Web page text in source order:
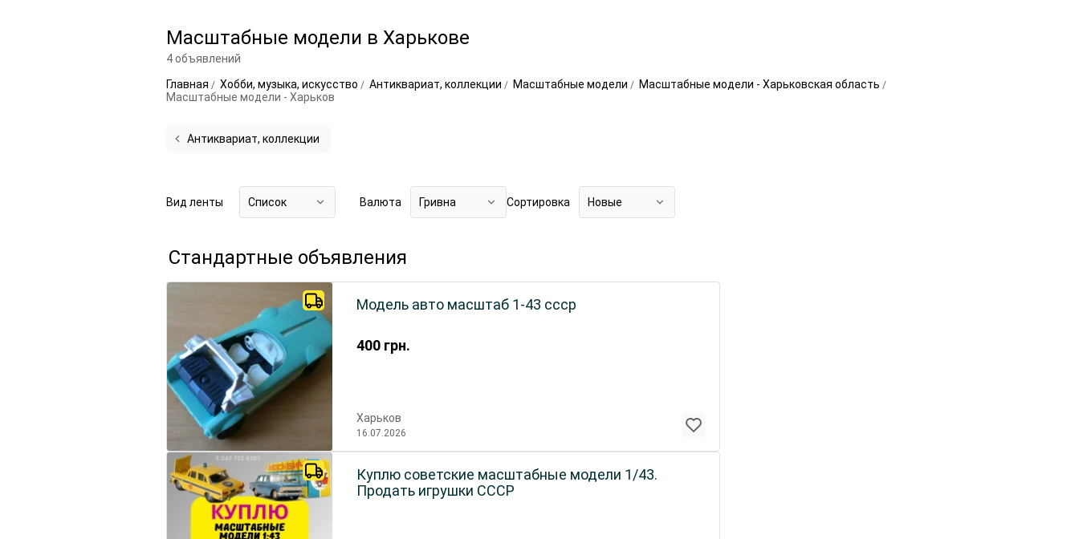
Масштабные модели в Харькове
4 объявлений
Главная
Хобби, музыка, искусство Антиквариат, коллекции Масштабные модели
Масштабные модели - Харьковская область
Масштабные модели - Харьков
Антиквариат, коллекции
Вид ленты Список Валюта Гривна Сортировка Новые
Стандартные объявления
400 грн.
Модель авто масштаб 1-43 ссср
Харьков
16.07.2026
Куплю советские масштабные модели 1/43.
Продать игрушки СССР